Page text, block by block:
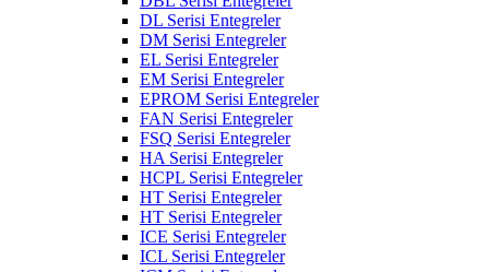
DL Serisi Entegreler
DM Serisi Entegreler
EL Serisi Entegreler
EM Serisi Entegreler
EPROM Serisi Entegreler
FAN Serisi Entegreler
FSQ Serisi Entegreler
HA Serisi Entegreler
HCPL Serisi Entegreler
HT Serisi Entegreler
HT Serisi Entegreler
ICE Serisi Entegreler
ICL Serisi Entegreler